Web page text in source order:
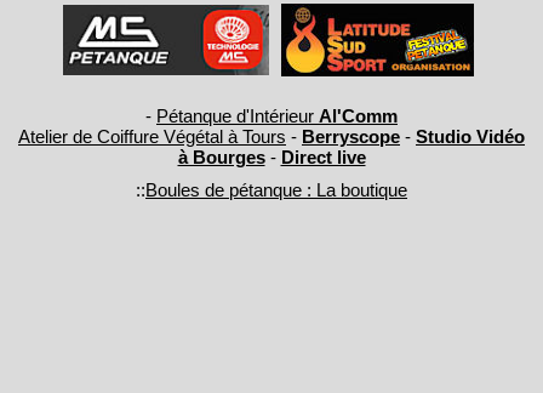
- Pétanque d'Intérieur Al'Comm
Atelier de Coiffure Végétal à Tours - Berryscope - Studio Vidéo
à Bourges- Direct live
::Boules de pétanque : La boutique